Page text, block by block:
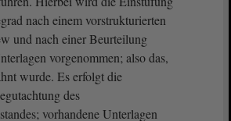
nach einem vorstrukturierten
und nach einer Beurteilung
vorgenommen; also das,
wurde. Es erfolgt die
des
vorhandene Unterlagen